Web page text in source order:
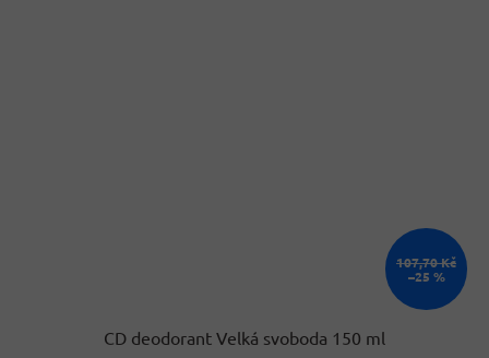
107,70 Kč
–25 %
CD deodorant Velká svoboda 150 ml